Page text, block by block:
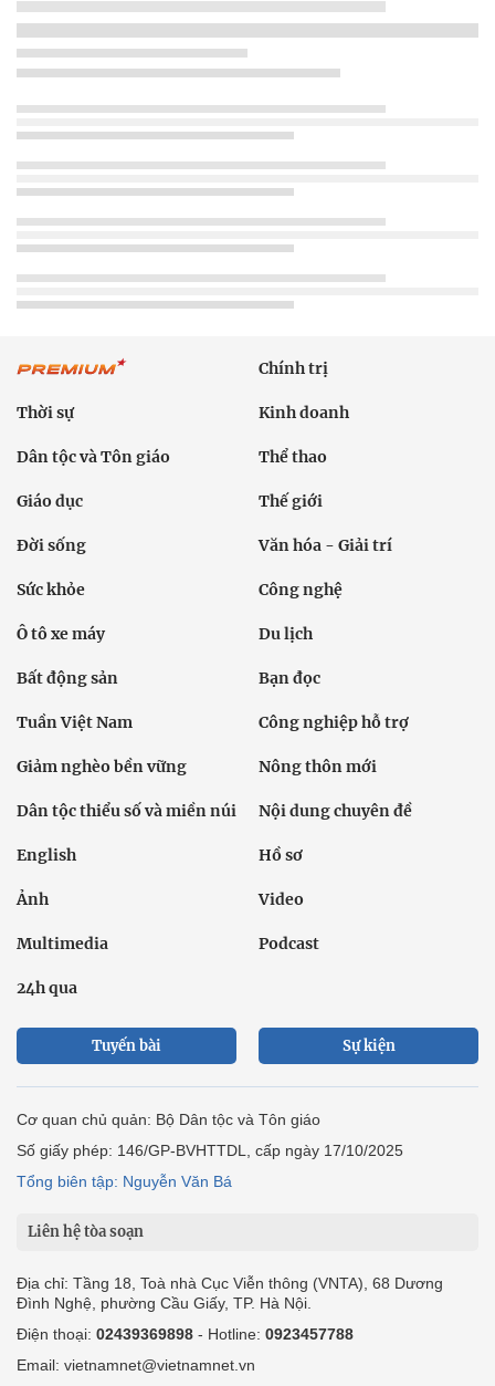
Chính trị
Thời sự Kinh doanh
Dân tộc và Tôn giáo Thể thao
Giáo dục Thế giới
Đời sống Văn hóa - Giải trí
Sức khỏe Công nghệ
Ô tô xe máy Du lịch
Bất động sản Bạn đọc
Tuần Việt Nam Công nghiệp hỗ trợ
Giảm nghèo bền vững Nông thôn mới
Dân tộc thiểu số và miền núi Nội dung chuyên đề
English Hồ sơ
Ảnh Video
Multimedia Podcast
24h qua
Tuyến bài Sự kiện
Cơ quan chủ quản: Bộ Dân tộc và Tôn giáo
Số giấy phép: 146/GP-BVHTTDL, cấp ngày 17/10/2025
Tổng biên tập: Nguyễn Văn Bá
Liên hệ tòa soạn
Địa chỉ: Tầng 18, Toà nhà Cục Viễn thông (VNTA), 68 Dương
Đình Nghệ, phường Cầu Giấy, TP. Hà Nội.
Điện thoại: 02439369898 - Hotline: 0923457788
Email: vietnamnet@vietnamnet.vn